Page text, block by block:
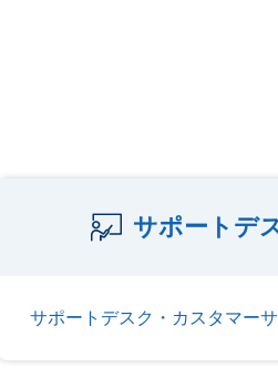
サポートデ
サポートデスク・カスタマー